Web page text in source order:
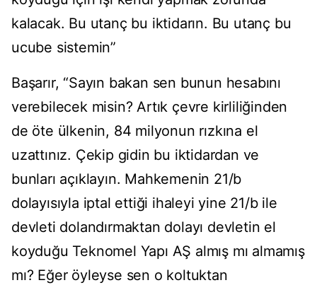
kalacak. Bu utanç bu iktidarın. Bu utanç bu
ucube sistemin”
Başarır, “Sayın bakan sen bunun hesabını
verebilecek misin? Artık çevre kirliliğinden
de öte ülkenin, 84 milyonun rızkına el
uzattınız. Çekip gidin bu iktidardan ve
bunları açıklayın. Mahkemenin 21/b
dolayısıyla iptal ettiği ihaleyi yine 21/b ile
devleti dolandırmaktan dolayı devletin el
koyduğu Teknomel Yapı AŞ almış mı almamış
mı? Eğer öyleyse sen o koltuktan